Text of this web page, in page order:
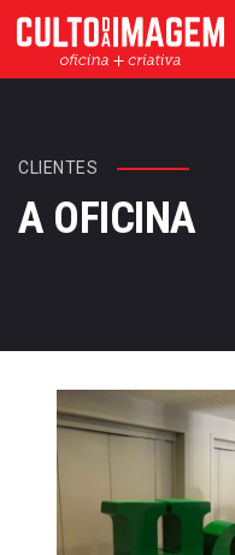
CLIENTES
A OFICINA